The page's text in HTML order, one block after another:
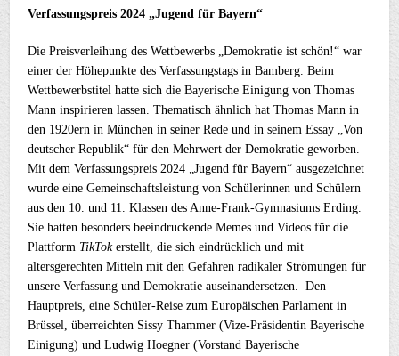
Verfassungspreis 2024 „Jugend für Bayern“
Die Preisverleihung des Wettbewerbs „Demokratie ist schön!“ war
einer der Höhepunkte des Verfassungstags in Bamberg. Beim
Wettbewerbstitel hatte sich die Bayerische Einigung von Thomas
Mann inspirieren lassen. Thematisch ähnlich hat Thomas Mann in
den 1920ern in München in seiner Rede und in seinem Essay „Von
deutscher Republik“ für den Mehrwert der Demokratie geworben.
Mit dem Verfassungspreis 2024 „Jugend für Bayern“ ausgezeichnet
wurde eine Gemeinschaftsleistung von Schülerinnen und Schülern
aus den 10. und 11. Klassen des Anne-Frank-Gymnasiums Erding.
Sie hatten besonders beeindruckende Memes und Videos für die
Plattform TikTokerstellt, die sich eindrücklich und mit
altersgerechten Mitteln mit den Gefahren radikaler Strömungen für
unsere Verfassung und Demokratie auseinandersetzen. Den
Hauptpreis, eine Schüler-Reise zum Europäischen Parlament in
Brüssel, überreichten Sissy Thammer (Vize-Präsidentin Bayerische
Einigung) und Ludwig Hoegner (Vorstand Bayerische